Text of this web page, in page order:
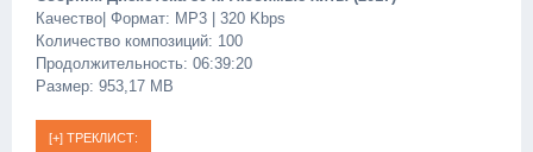
Качество| Формат: MP3 | 320 Kbps
Количество композиций: 100
Продолжительность: 06:39:20
Размер: 953,17 МB